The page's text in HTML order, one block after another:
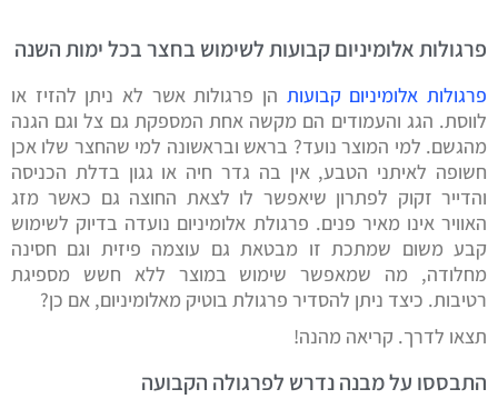
פרגולות אלומיניום קבועות לשימוש בחצר בכל ימות השנה
פרגולות אלומיניום קבועותהן פרגולות אשר לא ניתן להזיז או
לווסת. הגג והעמודים הם מקשה אחת המספקת גם צל וגם הגנה
מהגשם. למי המוצר נועד? בראש ובראשונה למי שהחצר שלו אכן
חשופה לאיתני הטבע, אין בה גדר חיה או גגון בדלת הכניסה
והדייר זקוק לפתרון שיאפשר לו לצאת החוצה גם כאשר מזג
האוויר אינו מאיר פנים. פרגולת אלומיניום נועדה בדיוק לשימוש
קבע משום שמתכת זו מבטאת גם עוצמה פיזית וגם חסינה
מחלודה, מה שמאפשר שימוש במוצר ללא חשש מספיגת
רטיבות. כיצד ניתן להסדיר פרגולת בוטיק מאלומיניום, אם כן?
תצאו לדרך. קריאה מהנה!
התבססו על מבנה נדרש לפרגולה הקבועה